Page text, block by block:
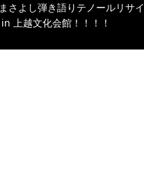
さよし弾き語りテノールリサイ
上越文化会館！！！！